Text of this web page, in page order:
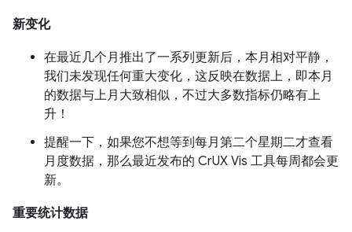
新变化
在最近几个月推出了一系列更新后，本月相对平静，
我们未发现任何重大变化，这反映在数据上，即本月
的数据与上月大致相似，不过大多数指标仍略有上
升！
提醒一下，如果您不想等到每月第二个星期二才查看
月度数据，那么最近发布的 CrUX Vis 工具每周都会更
新。
重要统计数据